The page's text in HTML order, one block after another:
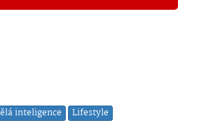
inteligence Lifestyle